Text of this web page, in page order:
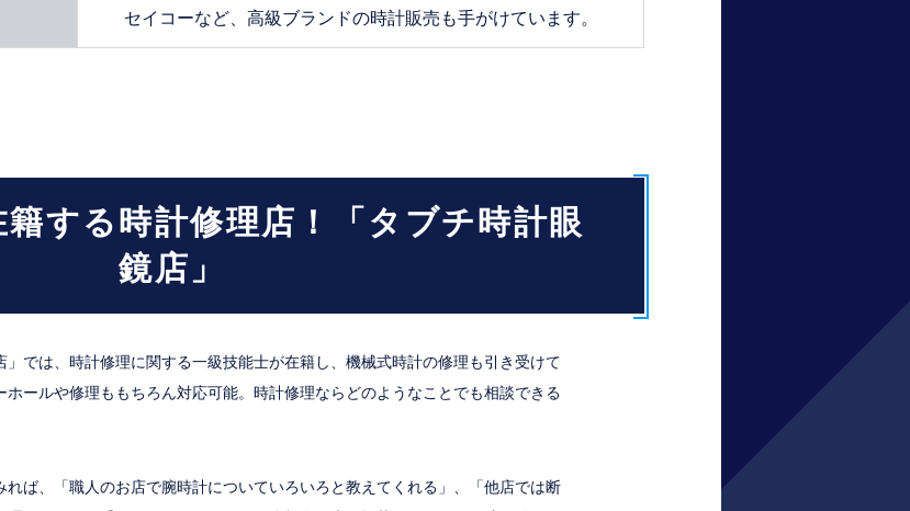
セイコーなど、高級ブランドの時計販売も手がけています。
する時計修理店！「タブチ時計眼
鏡店」
では、時計修理に関する一級技能士が在籍し、機械式時計の修理も引き受けて
ールや修理ももちろん対応可能。時計修理ならどのようなことでも相談できる
ば、「職人のお店で腕時計についていろいろと教えてくれる」、「他店では断